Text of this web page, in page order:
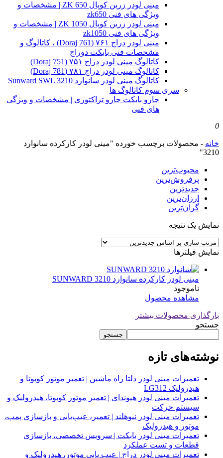
مینی لودر زرین کوپال ZK 650 | مشخصات و
ویژگی های فنی zk650
مینی لودر زرین کوپال ZK 1050 | مشخصات و
ویژگی های فنی zk1050
مینی لودر دراج ۷۶۱ (Doraj 761) ، کاتالوگ و
مشخصات فنی بابکت دوراج
کاتالوگ مینی لودر دراج ۷۵۱ (Doraj 751)
کاتالوگ مینی لودر دراج ۷۸۱ (Doraj 781)
کاتالوگ مینی لودر سانوارد Sunward SWL 3210
سری سوم کاتالوگ ها
جارو بابکت جارو تراکتوری | مشخصات و ویژگی
های فنی
0
خانه - محصولات برچسب خورده "مینی لودر کارکرده سانوارد
3210"
محبوب‌ترین
پرفروش‌ترین
جدیدترین
ارزان‌ترین
گران‌ترین
نمایش یک نتیجه
نمایش فیلترها
مینی لودر کارکرده سانوارد SUNWARD 3210
ناموجود
مشاهده محصول
بارگذاری محصولات بیشتر
جستجو
جستجو
نوشته‌های تازه
تعمیرات مینی لودر دلتا راه ماشین | تعمیر موتور کوبوتا و
هیدرولیک LG312
تعمیرات مینی لودر هیوندای | تعمیر موتور کوبوتا، هیدرولیک و
سیستم حرکت
تعمیرات مینی لودر نیوهلند | تعمیر، عیب‌یابی و بازسازی پمپ،
موتور و هیدرولیک
تعمیرات مینی لودر بابکت | سرویس تخصصی، بازسازی
قطعات و تست عملکرد
تعمیرات مینی لودر دراج | عیب یابی موتور، هیدرولیک و